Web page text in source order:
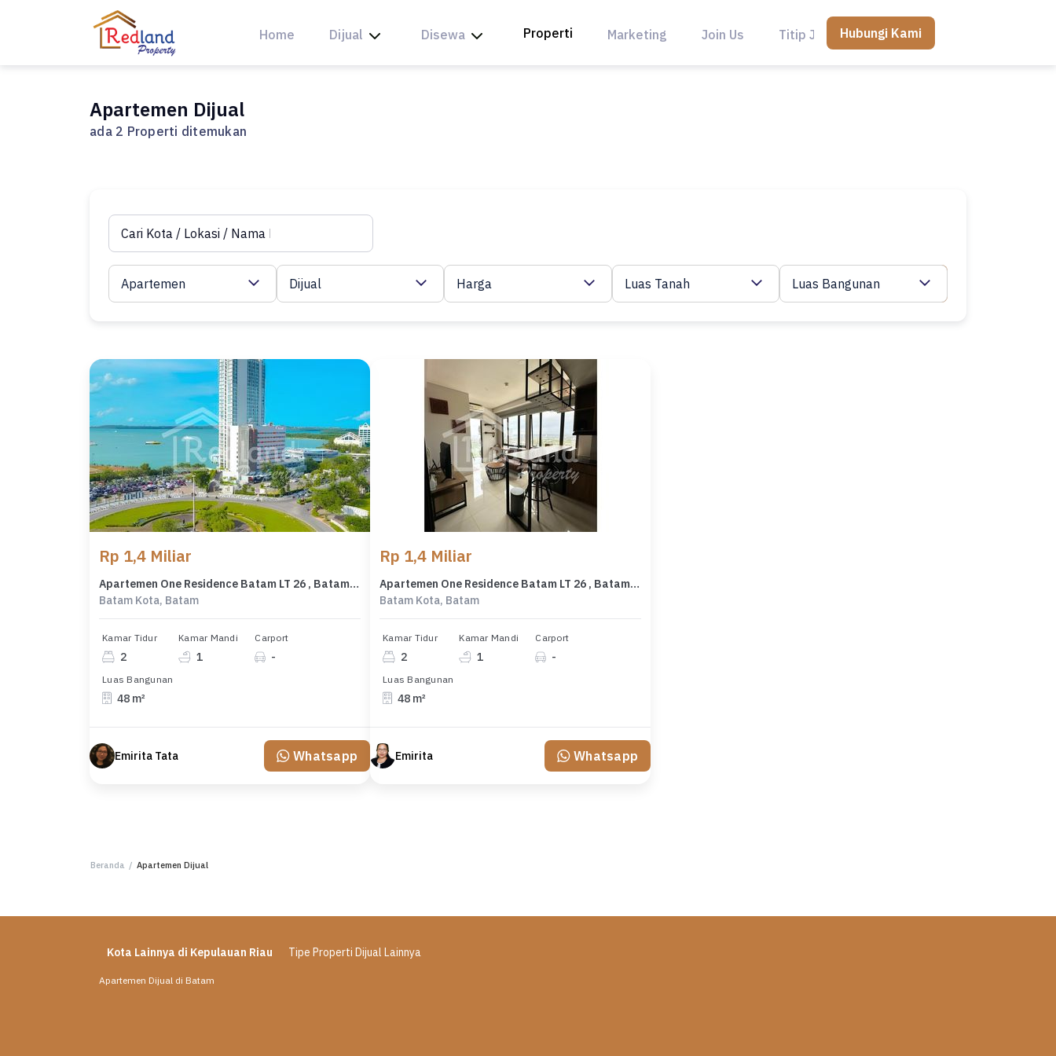
Home Dijual Disewa Properti Marketing Join Us Titip Jual Hubungi Kami
Apartemen Dijual
ada 2 Properti ditemukan
Apartemen Dijual Harga Luas Tanah Luas Bangunan
Rp 1,4 Miliar
Apartemen One Residence Batam LT 26 , Batam Riau ( Tt 8797 )
Batam Kota, Batam
Kamar Tidur
2
Kamar Mandi
1
Carport
-
Luas Bangunan
48 m²
Emirita Tata Whatsapp
Rp 1,4 Miliar
Apartemen One Residence Batam LT 26 , Batam Riau ( Tt 8797 )
Batam Kota, Batam
Kamar Tidur
2
Kamar Mandi
1
Carport
-
Luas Bangunan
48 m²
Emirita Whatsapp
Beranda / Apartemen Dijual
Kota Lainnya di Kepulauan Riau Tipe Properti Dijual Lainnya
Apartemen Dijual di Batam